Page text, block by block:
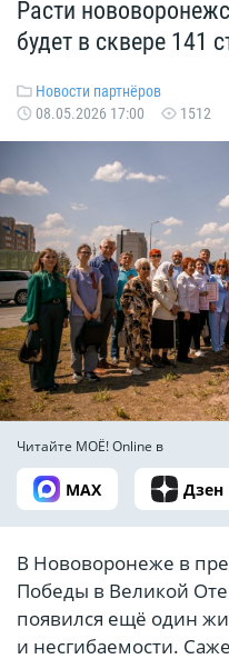
Расти
будет в сквере 141
Новости партнёров
08.05.2026 17:00
1512
Читайте МОЁ! Online в
MAX Дзен
В Нововоронеже в
Победы в Великой
появился ещё один
и несгибаемости.